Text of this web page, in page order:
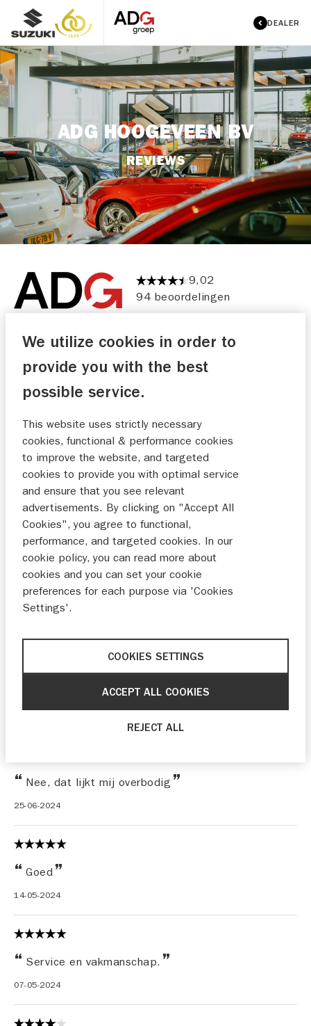
DEALER
ADG HOOGEVEEN BV
REVIEWS
9,02
94 beoordelingen
Verkoop
Nee
Vriendelijk, behulpzaam en kundig personeel
13-08-2024
de doormij vertrouwde krascht heeft het werk
Nee, dat lijkt mij overbodig
25-06-2024
Goed
14-05-2024
Service en vakmanschap.
07-05-2024
We utilize cookies in order to
provide you with the best
possible service.
This website uses strictly necessary
cookies, functional & performance cookies
to improve the website, and targeted
cookies to provide you with optimal service
and ensure that you see relevant
advertisements. By clicking on "Accept All
Cookies", you agree to functional,
performance, and targeted cookies. In our
cookie policy, you can read more about
cookies and you can set your cookie
preferences for each purpose via 'Cookies
Settings'.
COOKIES SETTINGS
REJECT ALL
ACCEPT ALL COOKIES